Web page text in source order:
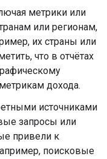
метрики или
или регионам,
их страны или
что в отчётах
дохода.
источниками
запросы или
привели к
поисковые